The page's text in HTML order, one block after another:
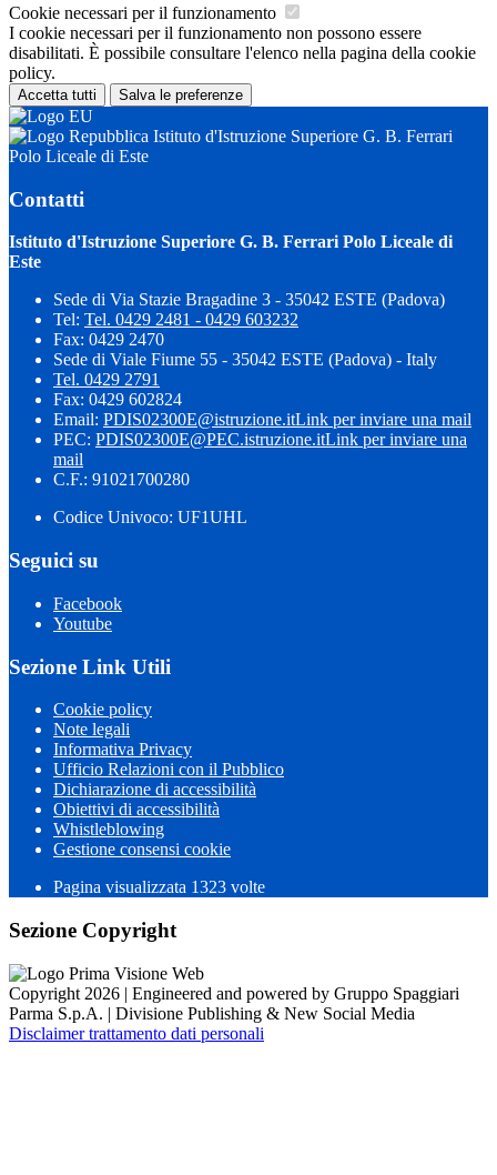
Cookie necessari per il funzionamento
I cookie necessari per il funzionamento non possono essere
disabilitati. È possibile consultare l'elenco nella pagina della cookie
policy.
Accetta tutti Salva le preferenze
Istituto d'Istruzione Superiore G. B. Ferrari
Polo Liceale di Este
Contatti
Istituto d'Istruzione Superiore G. B. Ferrari Polo Liceale di
Este
Sede di Via Stazie Bragadine 3 - 35042 ESTE (Padova)
Tel: Tel. 0429 2481 - 0429 603232
Fax: 0429 2470
Sede di Viale Fiume 55 - 35042 ESTE (Padova) - Italy
Tel. 0429 2791
Fax: 0429 602824
Email: PDIS02300E@istruzione.itLink per inviare una mail
PEC: PDIS02300E@PEC.istruzione.itLink per inviare una
mail
C.F.: 91021700280
Codice Univoco: UF1UHL
Seguici su
Facebook
Youtube
Sezione Link Utili
Cookie policy
Note legali
Informativa Privacy
Ufficio Relazioni con il Pubblico
Dichiarazione di accessibilità
Obiettivi di accessibilità
Whistleblowing
Gestione consensi cookie
Pagina visualizzata 1323 volte
Sezione Copyright
Copyright 2026 | Engineered and powered by Gruppo Spaggiari
Parma S.p.A. | Divisione Publishing & New Social Media
Disclaimer trattamento dati personali